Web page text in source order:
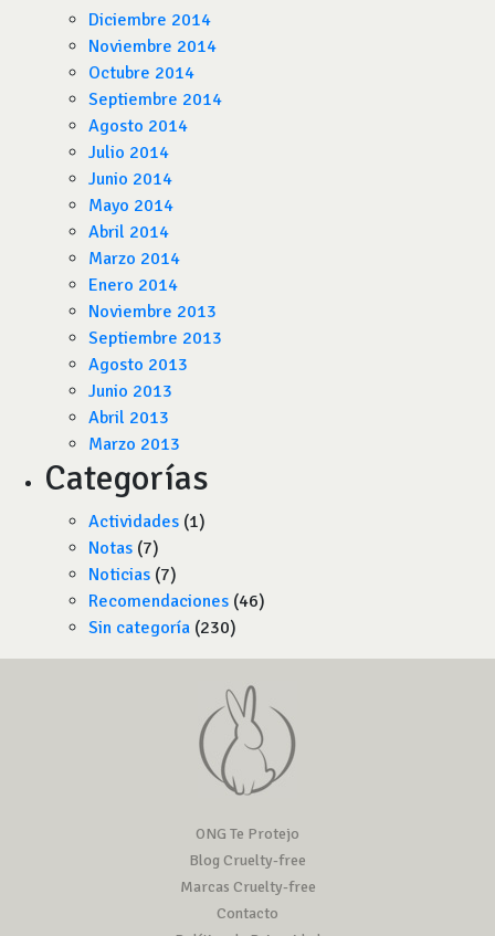
Diciembre 2014
Noviembre 2014
Octubre 2014
Septiembre 2014
Agosto 2014
Julio 2014
Junio 2014
Mayo 2014
Abril 2014
Marzo 2014
Enero 2014
Noviembre 2013
Septiembre 2013
Agosto 2013
Junio 2013
Abril 2013
Marzo 2013
Categorías
Actividades (1)
Notas (7)
Noticias (7)
Recomendaciones (46)
Sin categoría (230)
ONG Te Protejo
Blog Cruelty-free
Marcas Cruelty-free
Contacto